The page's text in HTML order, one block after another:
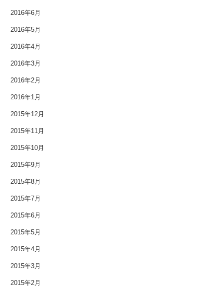
2016年6月
2016年5月
2016年4月
2016年3月
2016年2月
2016年1月
2015年12月
2015年11月
2015年10月
2015年9月
2015年8月
2015年7月
2015年6月
2015年5月
2015年4月
2015年3月
2015年2月